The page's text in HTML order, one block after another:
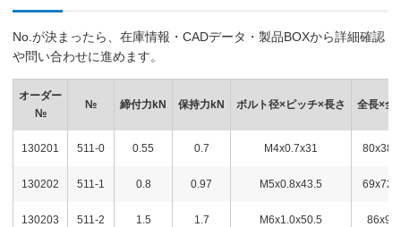
No.が決まったら、在庫情報・CADデータ・製品BOXから詳細確認
や問い合わせに進めます。
オーダー
№
№ 締付力kN 保持力kN ボルト径×ピッチ×長さ 全長×全
130201 511-0 0.55 0.7 M4x0.7x31 80x38.5
130202 511-1 0.8 0.97 M5x0.8x43.5 69x72.5
130203 511-2 1.5 1.7 M6x1.0x50.5 86x96